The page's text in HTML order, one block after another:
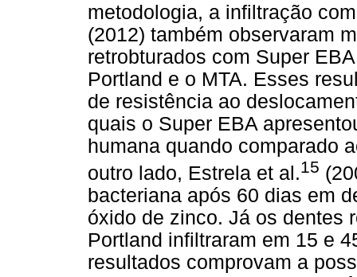
metodologia, a infiltração
(2012) também observaram
retrobturados com Super
Portland e o MTA. Esses
de resistência ao
quais o Super EBA
humana quando comparado
outro lado, Estrela et al.15
bacteriana após 60 dias em
óxido de zinco. Já os dentes
Portland infiltraram em 15 e
resultados comprovam a